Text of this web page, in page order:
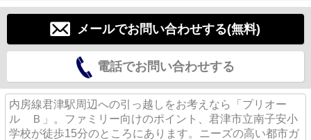
メールでお問い合わせする(無料)
電話でお問い合わせする
内房線君津駅周辺への引っ越しをお考えなら「プリオー
ル Ｂ」。ファミリー向けのポイント、君津市立南子安小
学校が徒歩15分のところにあります。ニーズの高い都市ガ